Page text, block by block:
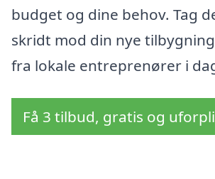
budget og dine behov. Tag
skridt mod din nye
fra lokale entreprenører i
Få 3 tilbud, gratis og